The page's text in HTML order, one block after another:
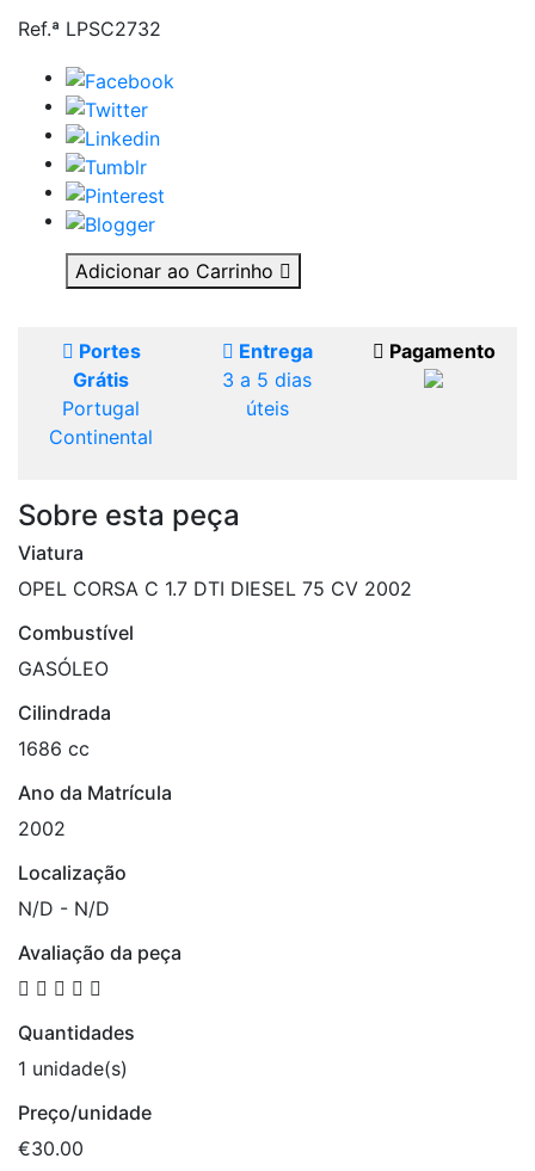
Ref.ª LPSC2732
Adicionar ao Carrinho
Portes
Grátis
Portugal
Continental
Entrega
3 a 5 dias
úteis
Pagamento
Sobre esta peça
Viatura
OPEL CORSA C 1.7 DTI DIESEL 75 CV 2002
Combustível
GASÓLEO
Cilindrada
1686 cc
Ano da Matrícula
2002
Localização
N/D - N/D
Avaliação da peça
Quantidades
1 unidade(s)
Preço/unidade
€30.00